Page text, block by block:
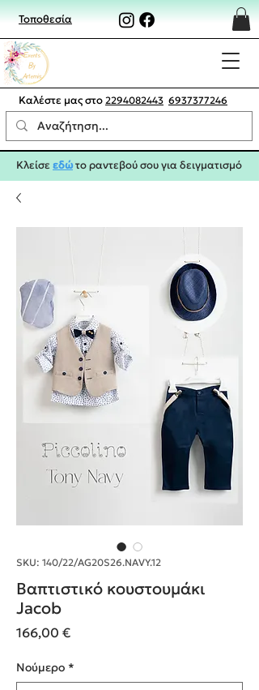
Τοποθεσία
Καλέστε μας στο 2294082443 6937377246
Κλείσεεδώτο ραντεβού σου για δειγματισμό
SKU: 140/22/AG20S26.NAVY.12
Βαπτιστικό κουστουμάκι
Jacob
166,00 €Τιμή
Nούμερο *